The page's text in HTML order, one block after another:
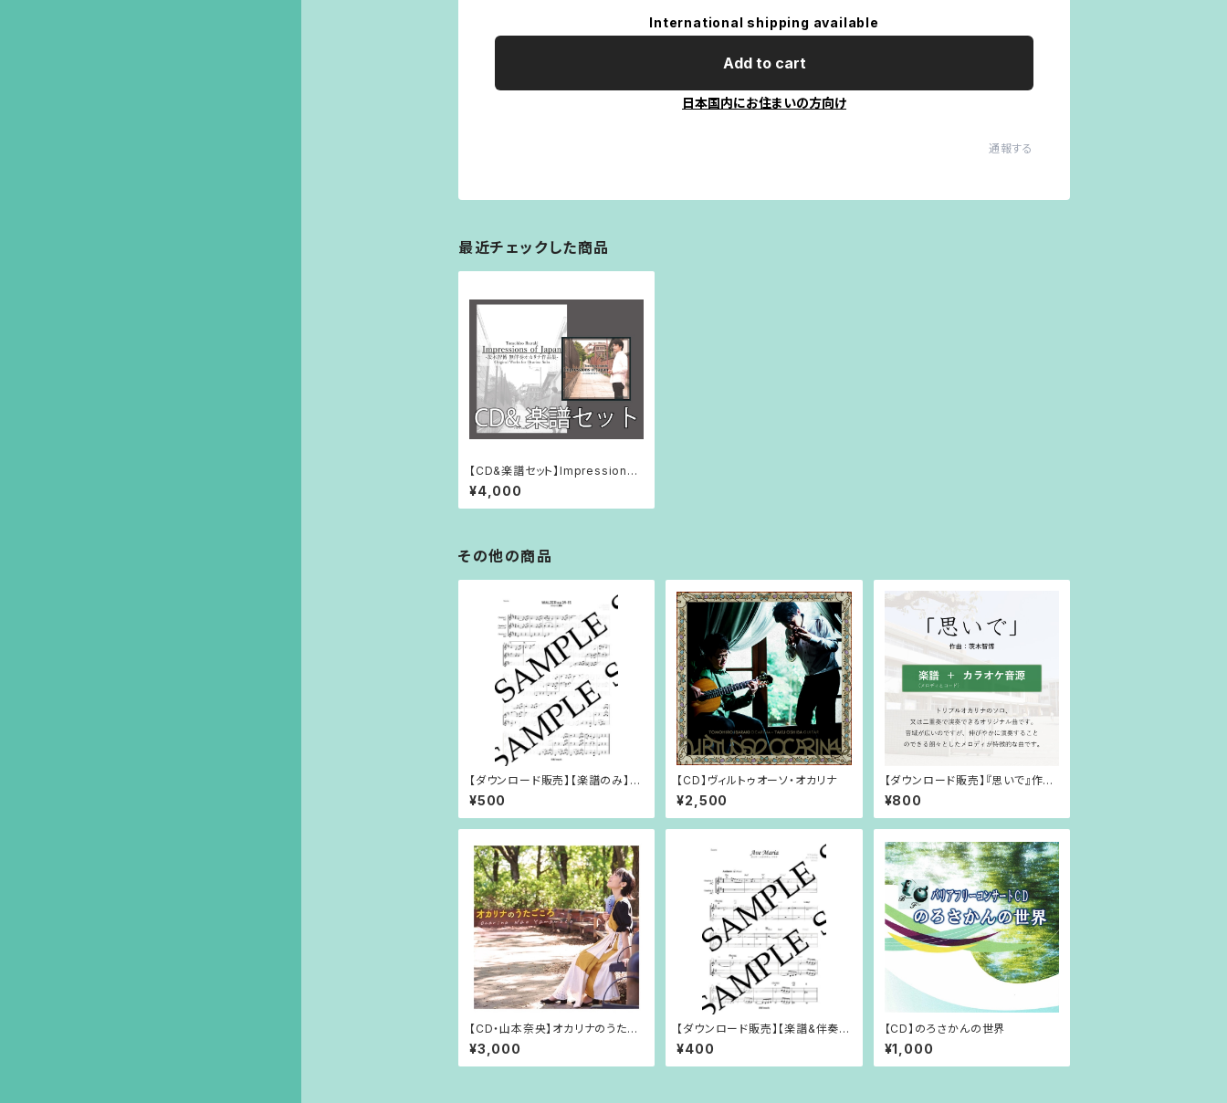
International shipping available
Add to cart
日本国内にお住まいの方向け
通報する
最近チェックした商品
【CD&楽譜セット】Impressions
of Japan
¥4,000
その他の商品
【ダウンロード販売】【楽譜のみ】
『ブラームス/ワルツOp.39-15』オ
カリナ三重奏
¥500
【CD】ヴィルトゥオーソ・オカリナ
¥2,500
【ダウンロード販売】『思いで』作曲:
茨木智博 伴奏音源と楽譜（メロ
ディとコードネーム）
¥800
【CD・山本奈央】オカリナのうたご
ころ
¥3,000
【ダウンロード販売】【楽譜&伴奏音
源】『カッチーニのアヴェ・マリア』
オカリナ二重奏+コードネーム
¥400
【CD】のろさかんの世界
¥1,000